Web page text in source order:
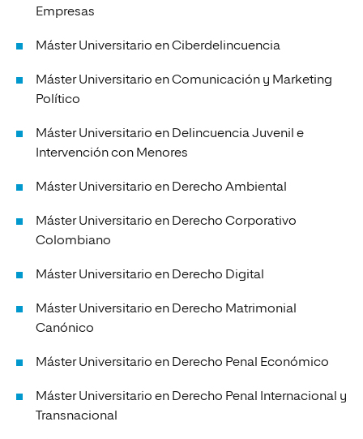
Empresas
Máster Universitario en Ciberdelincuencia
Máster Universitario en Comunicación y Marketing
Político
Máster Universitario en Delincuencia Juvenil e
Intervención con Menores
Máster Universitario en Derecho Ambiental
Máster Universitario en Derecho Corporativo
Colombiano
Máster Universitario en Derecho Digital
Máster Universitario en Derecho Matrimonial
Canónico
Máster Universitario en Derecho Penal Económico
Máster Universitario en Derecho Penal Internacional y
Transnacional